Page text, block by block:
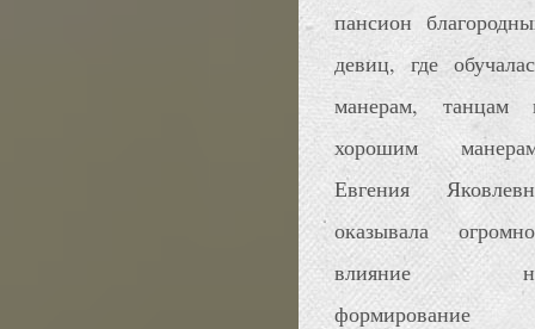
пансион
девиц, где
манерам, танцам
хорошим
Евгения
оказывала
влияние
формирование